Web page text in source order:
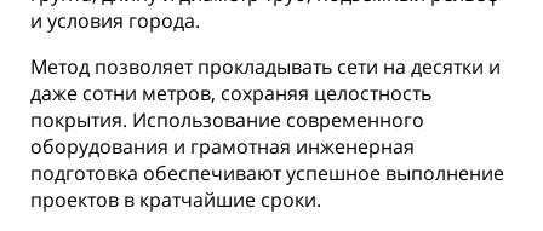
и условия города.
Метод позволяет прокладывать сети на десятки и
даже сотни метров, сохраняя целостность
покрытия. Использование современного
оборудования и грамотная инженерная
подготовка обеспечивают успешное выполнение
проектов в кратчайшие сроки.